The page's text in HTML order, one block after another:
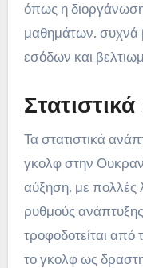
όπως η
μαθημάτων, συχνά
εσόδων και
Τα στατιστικά
γκολφ στην
αύξηση, με πολλές
ρυθμούς
τροφοδοτείται από
το γκολφ ως